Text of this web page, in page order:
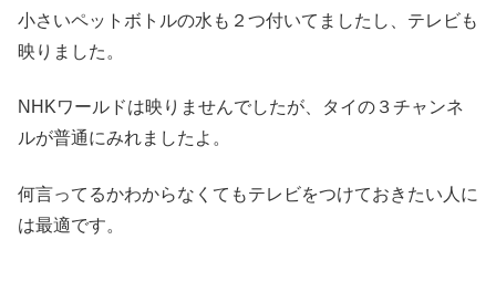
小さいペットボトルの水も２つ付いてましたし、テレビも
映りました。
NHKワールドは映りませんでしたが、タイの３チャンネ
ルが普通にみれましたよ。
何言ってるかわからなくてもテレビをつけておきたい人に
は最適です。